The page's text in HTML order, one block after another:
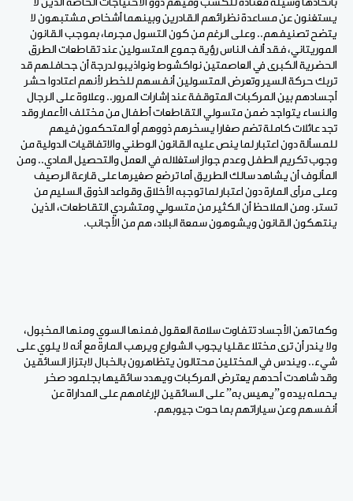
باتخاذها وسيلة معتادة للكسب وفيهم ذوو الاحتياجات الخاصة الذين لا
يستغنون عن مساعدة نظرائهم القادرين وبينهما أشخاص مشتبهون لا
يتضح تصنيفهم.. وعلى الرغم من كون التسول مجرما، بموجب القانون
الموريتاني، فقد ألف الناس رؤية جموع المتسولين عند تقاطعات الطرق
الحضرية الكبرى في العاصمتين نواكشوط ونواذيبو لدرجة أن جحافلهم قد
تربك حركة السير وتعرض المتسولين أنفسهم للخطر لأنهم اعتادوا حشر
أجسادهم بين المركبات المتوقفة عند إشارات المرور.. وعلاوة على الرجال
والنساء يتواجد ضمن متسولي التقاطعات أطفال من مختلف الأعمار وقد
تجد عائلات كاملة تضم صغارا يسخرهم ذووهم أو المتحكمون فيهم
للمسألة دون اعتبار لما ينص عليه القانون الوطني والاتفاقيات الدولية من
وجوب تكريم الطفل وعدم جواز استغلاله في العمل والتحصيل المادي.. ومن
المألوف أن يشاهد سالك الطريق أما ترضع صغيرها على قارعة الرصيف
وعلى مرأى المارة دون اعتبار لما توجبه الأخلاق وقواعد الذوق السليم من
تستر. ومن الملاحظ أن الكثير من متسولي ومتشردي التقاطعات، الذين
ينتهكون القانون ويشوهون سمعة البلاد، هم من الأجانب.
وكما تهن الأجساد تتفاوت سلامة العقول فمنها السوي ومنها المخبول،
ولا يندر أن ترى مختلا عقليا يجوب الشوارع ويرهب المارة مع أنه لا يلوي على
شيء.. ويندس في المختلين محتالون يتظاهرون بالخبال لابتزاز السائقين
وقد شاهدت أحدهم يعترض المركبات ويهدد سائقيها بجلمود صخر
يحمله بيده و”يهيس به” على السائقين لإرغامهم على المداراة عن
أنفسهم وعن سياراتهم بما حوت جيوبهم.